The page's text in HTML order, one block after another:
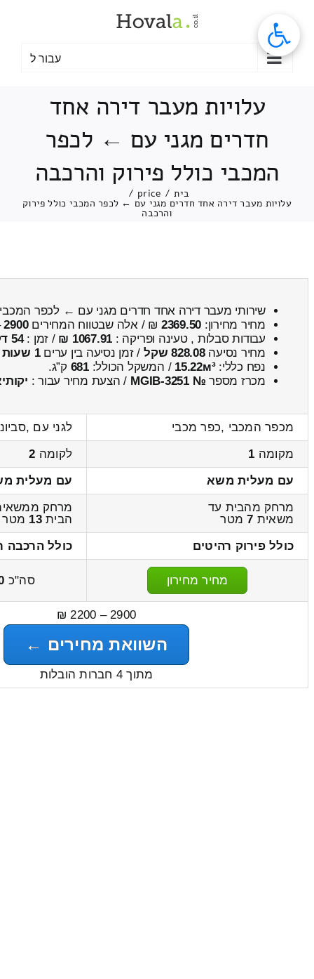
עבור ל
עלויות מעבר דירה אחד
חדרים מגני עם ← לכפר
המכבי כולל פירוק והרכבה
בית /
price
/
עלויות מעבר דירה אחד חדרים מגני עם ← לכפר המכבי כולל פירוק
והרכבה
שירותי מעבר דירה אחד חדרים מגני עם ← לכפר
מחיר מחירון: 2369.50 ₪ / אלה שבטווח המחירים2900
עבודות סבלות , טעינה ופריקה : 1067.91 ₪ / זמן :54 דקות 24 שניות
מחיר נסיעה828.08 שקל / זמן נסיעה בין ערים1 שעות , 6 דקות
נפח כללי:15.22м³ / המשקל הכולל:681 ק”ג.
מכרז מספר № MGIB-3251 / הצעת מחיר עבור :
מכפר המכבי ,כפר מכבי
לגני עם
מקומה 1 לקומה 2
עם מעלית משא
עם מעלית
מרחק מהבית עד
משאית 7מטר
מרחק
הבית13 מטר
כולל פירוק רהיטים
כולל הרכבה
מחיר מחירון סה"כ
2900 – 2200 ₪
השוואת מחירים ←
מתוך 4 חברות הובלות